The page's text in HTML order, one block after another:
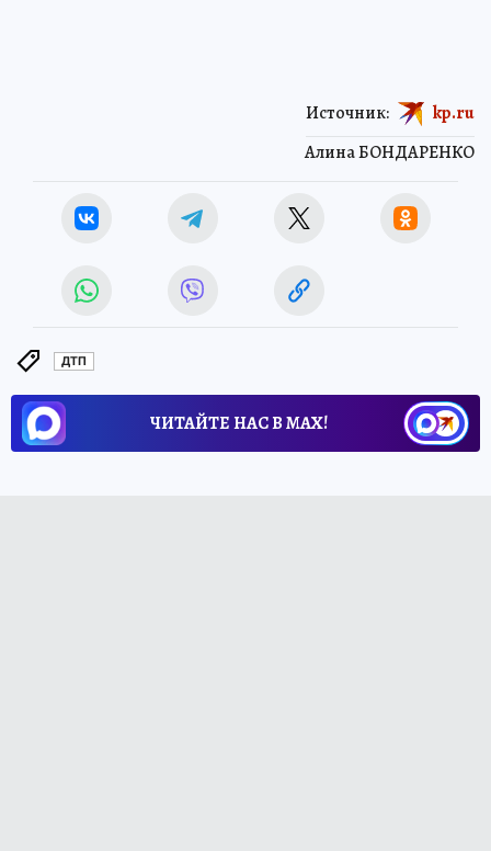
Алина БОНДАРЕНКО
Источник: kp.ru
ДТП
ЧИТАЙТЕ НАС В МАХ!